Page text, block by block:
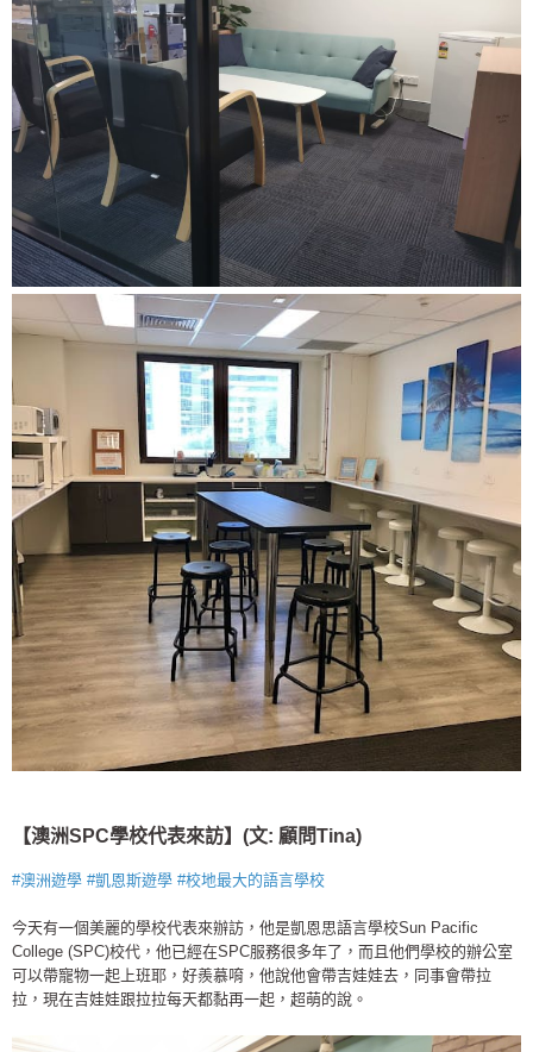
【澳洲SPC學校代表來訪】(文: 顧問Tina)
#澳洲遊學 #凱恩斯遊學 #校地最大的語言學校
今天有一個美麗的學校代表來辦訪，他是凱恩思語言學校Sun Pacific
College (SPC)校代，他已經在SPC服務很多年了，而且他們學校的辦公室
可以帶寵物一起上班耶，好羨慕唷，他說他會帶吉娃娃去，同事會帶拉
拉，現在吉娃娃跟拉拉每天都黏再一起，超萌的說。